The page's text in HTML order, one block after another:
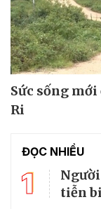
Sức sống
Ri
ĐỌC NHIỀU
1
tiễn